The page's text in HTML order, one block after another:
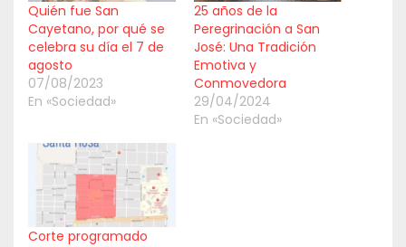
Quién fue San
Cayetano, por qué se
celebra su día el 7 de
agosto
07/08/2023
En «Sociedad»
25 años de la
Peregrinación a San
José: Una Tradición
Emotiva y
Conmovedora
29/04/2024
En «Sociedad»
Corte programado